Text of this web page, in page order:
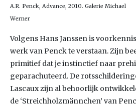
A.R. Penck, Advance, 2010. Galerie Michael
Werner
Volgens Hans Janssen is
werk van Penck te verstaan. Zijn
primitief dat je instinctief naar
geparachuteerd. De
Lascaux zijn al behoorlijk
de ‘Streichholzmännchen’ van